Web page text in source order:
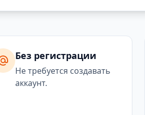
Без регистрации
Не требуется создавать
аккаунт.